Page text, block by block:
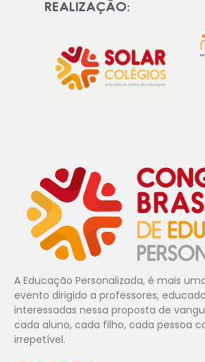
REALIZAÇÃO:
A Educação Personalizada, é mais
evento dirigido a professores,
interessadas nessa proposta de
cada aluno, cada filho, cada pessoa
irrepetível.